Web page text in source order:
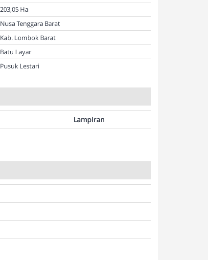
203,05 Ha
Nusa Tenggara Barat
Kab. Lombok Barat
Batu Layar
Pusuk Lestari
Lampiran